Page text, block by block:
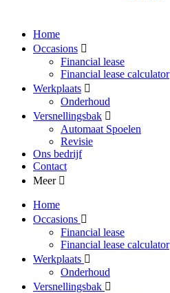
Home
Occasions
Financial lease
Financial lease calculator
Werkplaats
Onderhoud
Versnellingsbak
Automaat Spoelen
Revisie
Ons bedrijf
Contact
Meer
Home
Occasions
Financial lease
Financial lease calculator
Werkplaats
Onderhoud
Versnellingsbak